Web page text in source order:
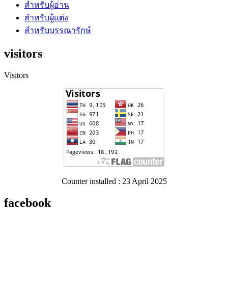
สำหรับผู้อ่าน
สำหรับผู้แต่ง
สำหรับบรรณารักษ์
visitors
Visitors
Counter installed : 23 April 2025
facebook